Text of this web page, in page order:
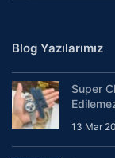
Blog Yazılarımız
Super
13 Mar